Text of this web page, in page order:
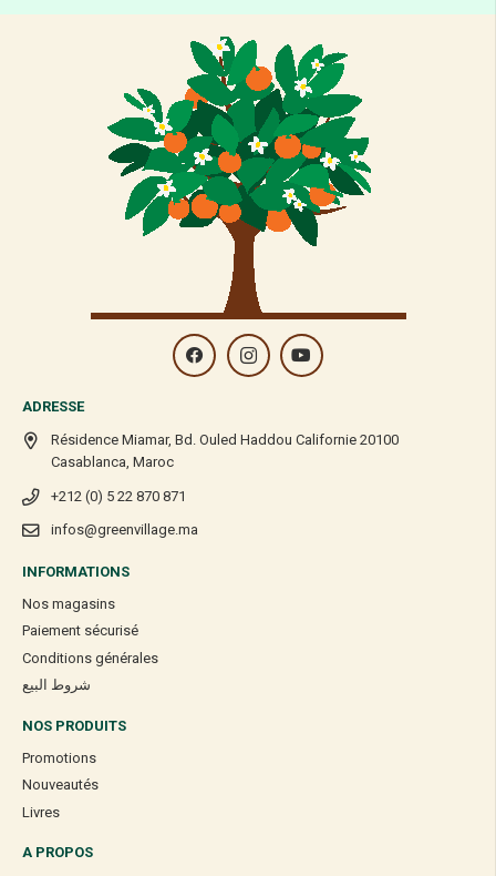
ADRESSE
Résidence Miamar, Bd. Ouled Haddou Californie 20100
Casablanca, Maroc
+212 (0) 5 22 870 871
infos@greenvillage.ma
INFORMATIONS
Nos magasins
Paiement sécurisé
Conditions générales
شروط البيع
NOS PRODUITS
Promotions
Nouveautés
Livres
A PROPOS